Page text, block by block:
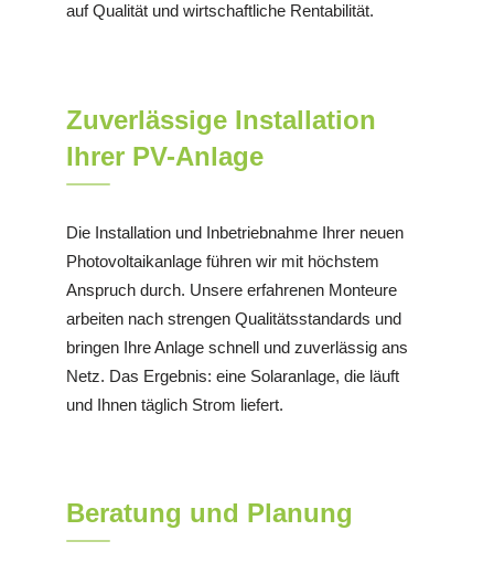
auf Qualität und wirtschaftliche Rentabilität.
Zuverlässige Installation
Ihrer PV-Anlage
Die Installation und Inbetriebnahme Ihrer neuen
Photovoltaikanlage führen wir mit höchstem
Anspruch durch. Unsere erfahrenen Monteure
arbeiten nach strengen Qualitätsstandards und
bringen Ihre Anlage schnell und zuverlässig ans
Netz. Das Ergebnis: eine Solaranlage, die läuft
und Ihnen täglich Strom liefert.
Beratung und Planung